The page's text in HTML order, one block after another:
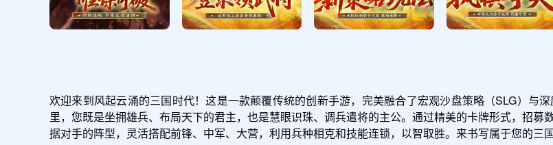
欢迎来到风起云涌的三国时代！这是一款颠覆传统的创新手游，完美融合了宏观沙盘策略（SLG）与
里，您既是坐拥雄兵、布局天下的君主，也是慧眼识珠、调兵遣将的主公。通过精美的卡牌形式，招
据对手的阵型，灵活搭配前锋、中军、大营，利用兵种相克和技能连锁，以智取胜。来书写属于您的三国